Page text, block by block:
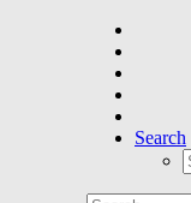
Search